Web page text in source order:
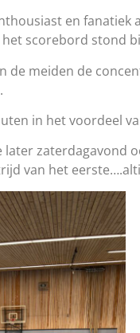
en fanatiek
scorebord stond
de meiden de
in het voordeel
zaterdagavond
van het